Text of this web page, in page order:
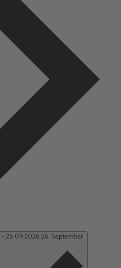
- 26.09.2026 26. September